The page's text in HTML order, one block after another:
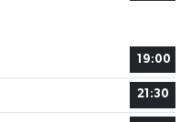
19:00
21:30